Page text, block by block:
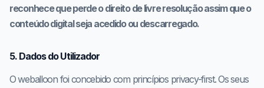
reconhece que perde o direito de livre resolução assim que o
conteúdo digital seja acedido ou descarregado.
5. Dados do Utilizador
O weballoon foi concebido com princípios privacy-first. Os seus